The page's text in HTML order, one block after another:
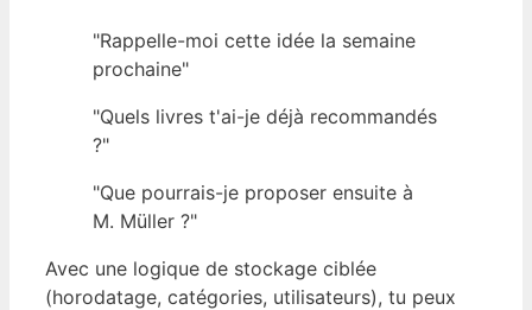
"Rappelle-moi cette idée la semaine
prochaine"
"Quels livres t'ai-je déjà recommandés
?"
"Que pourrais-je proposer ensuite à
M. Müller ?"
Avec une logique de stockage ciblée
(horodatage, catégories, utilisateurs), tu peux